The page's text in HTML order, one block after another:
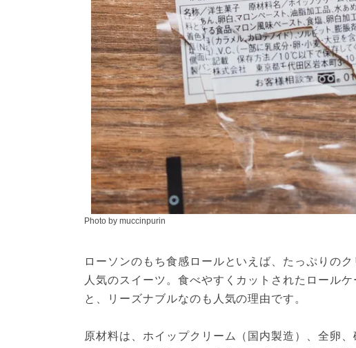
Photo by muccinpurin
ローソンのもち食感ロールといえば、たっぷりの
人気のスイーツ。食べやすくカットされたロール
と、リーズナブルなのも人気の理由です。
原材料は、ホイップクリーム（国内製造）、全卵